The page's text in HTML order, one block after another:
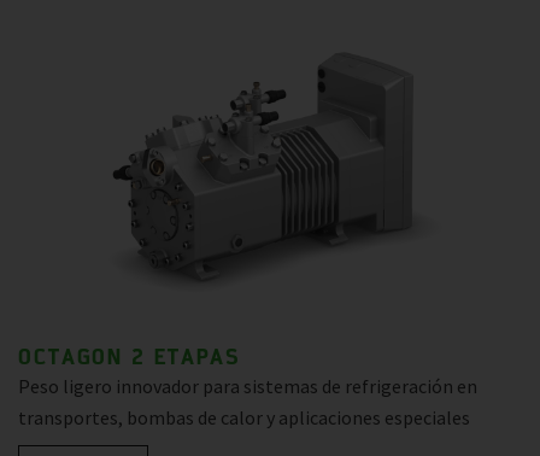
OCTAGON 2 ETAPAS
Peso ligero innovador para sistemas de refrigeración en
transportes, bombas de calor y aplicaciones especiales